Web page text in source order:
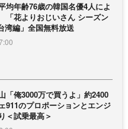
均年齢76歳の韓国名優4人によ
花よりおじいさん シーズン
湾編」全国無料放送
「俺3000万で買うよ」約2400
911のプロポーションとエンジ
＜試乗最高＞